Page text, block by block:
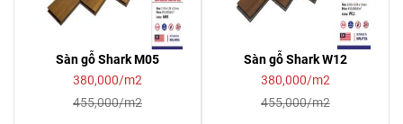
Sàn gỗ Shark M05
380,000/m2
455,000/m2
Sàn gỗ Shark W12
380,000/m2
455,000/m2